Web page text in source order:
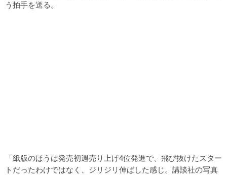
う拍手を送る。
「紙版のほうは発売初週売り上げ4位発進で、飛び抜けたスター
トだったわけではなく、ジリジリ伸ばした感じ。講談社の写真